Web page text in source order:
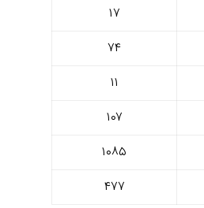
۱۷
۷۴
۱۱
۱۰۷
۱۰۸۵
۴۷۷